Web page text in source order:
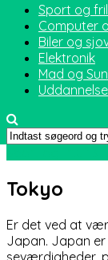
Sport og
Computer
Biler og
Elektronik
Mad og
Tokyo
Er det ved at
Japan. Japan
seværdigheder,